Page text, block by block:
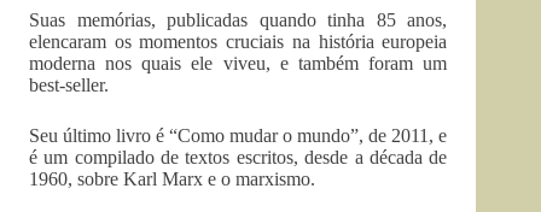
Suas memórias, publicadas quando tinha 85 anos,
elencaram os momentos cruciais na história europeia
moderna nos quais ele viveu, e também foram um
best-seller.
Seu último livro é “Como mudar o mundo”, de 2011, e
é um compilado de textos escritos, desde a década de
1960, sobre Karl Marx e o marxismo.